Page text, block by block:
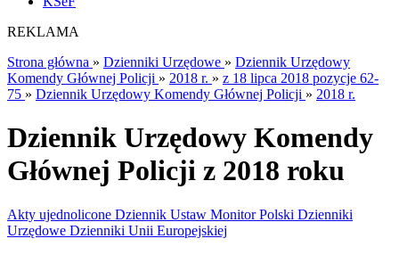
REKLAMA
Strona główna » Dzienniki Urzędowe » Dziennik Urzędowy
Komendy Głównej Policji » 2018 r. » z 18 lipca 2018 pozycje 62-
75 » Dziennik Urzędowy Komendy Głównej Policji » 2018 r.
Dziennik Urzędowy Komendy
Głównej Policji z 2018 roku
Akty ujednolicone Dziennik Ustaw Monitor Polski Dzienniki
Urzędowe Dzienniki Unii Europejskiej